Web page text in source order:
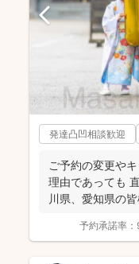
発達凸凹相談歓迎
ご予約の変更や
理由であっても
川県、愛知県の
予約承諾率：